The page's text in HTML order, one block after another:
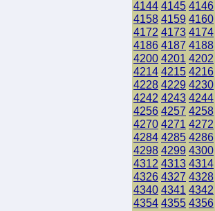
4144 4145 4146
4158 4159 4160
4172 4173 4174
4186 4187 4188
4200 4201 4202
4214 4215 4216
4228 4229 4230
4242 4243 4244
4256 4257 4258
4270 4271 4272
4284 4285 4286
4298 4299 4300
4312 4313 4314
4326 4327 4328
4340 4341 4342
4354 4355 4356